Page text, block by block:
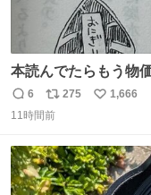
本読んでたらもう物
きた
返
信
6
リ
ポ
ト
数
275
い
数
1,666
11時間前